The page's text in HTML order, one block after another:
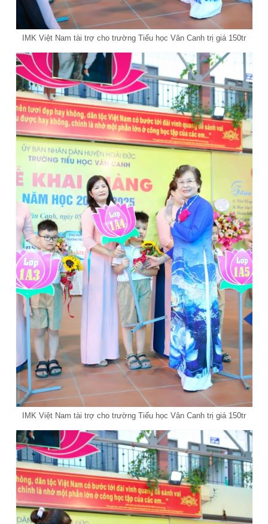
IMK Việt Nam tài trợ cho trường Tiểu học Vân Canh trị giá 150tr
IMK Việt Nam tài trợ cho trường Tiểu học Vân Canh trị giá 150tr